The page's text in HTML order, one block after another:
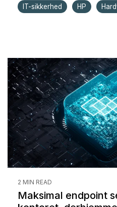
IT-sikkerhed HP
2 MIN READ
Maksimal endpoint